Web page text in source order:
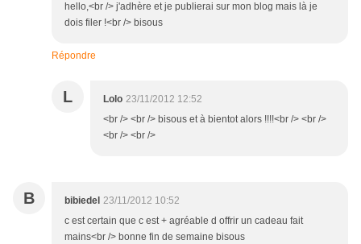
hello,<br /> j'adhère et je publierai sur mon blog mais là je
dois filer !<br /> bisous
Répondre
L Lolo 23/11/2012 12:52
<br /> <br /> bisous et à bientot alors !!!!<br /> <br />
<br /> <br />
B bibiedel 23/11/2012 10:52
c est certain que c est + agréable d offrir un cadeau fait
mains<br /> bonne fin de semaine bisous